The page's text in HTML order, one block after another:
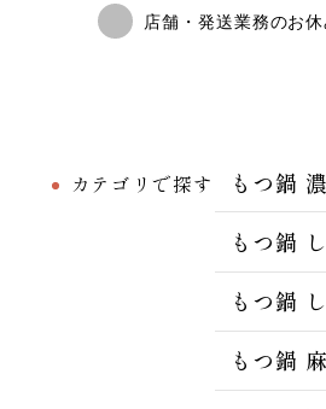
カテゴリで探す
もつ鍋
もつ鍋
もつ鍋
もつ鍋
店舗・発送業務のお休